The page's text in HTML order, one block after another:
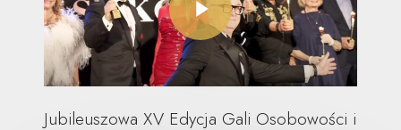
Jubileuszowa XV Edycja Gali Osobowości i